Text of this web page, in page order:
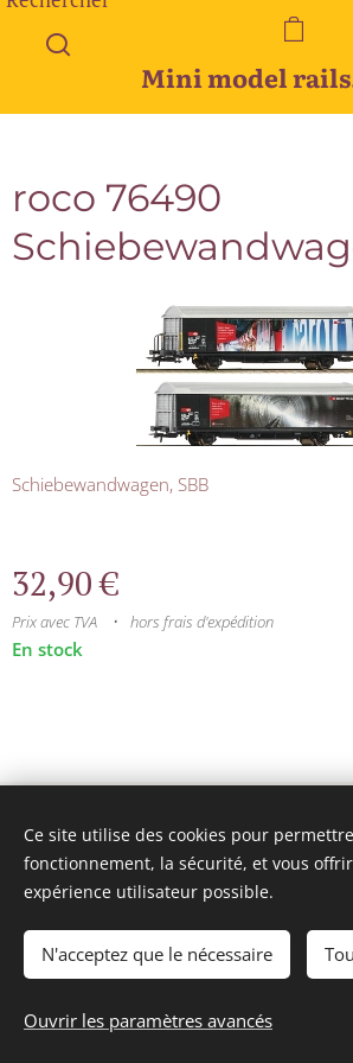
Mini model
roco 76490
Schiebewandwagen, SBB
32,90€
Prix avec TVA hors frais d'expédition
En stock
Ajouter au panier
mini model rails
Langues
Français
Nederlands
Ce site utilise des cookies pour
fonctionnement, la sécurité, et vous
expérience utilisateur possible.
N'acceptez que le nécessaire
Ouvrir les paramètres avancés